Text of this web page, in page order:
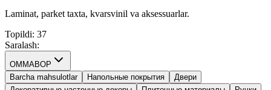
Laminat, parket taxta, kvarsvinil va aksessuarlar.
Topildi: 37
Saralash:
OMMABOP
Barcha mahsulotlar
Напольные покрытия
Двери